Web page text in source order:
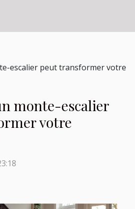
escalier peut transformer votre
monte-escalier
votre